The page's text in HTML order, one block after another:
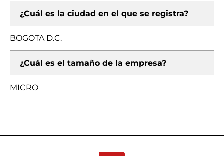
¿Cuál es la ciudad en el que se registra?
BOGOTA D.C.
¿Cuál es el tamaño de la empresa?
MICRO